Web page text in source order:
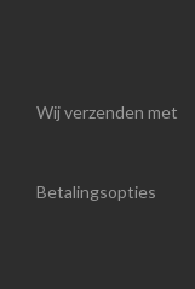
Wij verzenden met
Betalingsopties